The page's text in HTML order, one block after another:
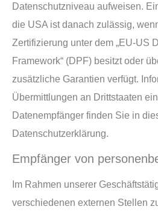
Datenschutzniveau aufweisen.
die USA ist danach zulässig,
Zertifizierung unter dem „EU-US
Framework“ (DPF) besitzt oder
zusätzliche Garantien verfügt.
Übermittlungen an Drittstaaten
Datenempfänger finden Sie in
Datenschutzerklärung.
Empfänger von
Im Rahmen unserer
verschiedenen externen Stellen